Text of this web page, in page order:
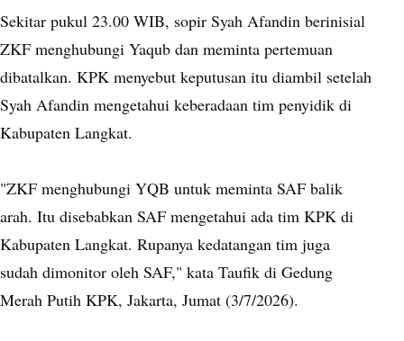
Sekitar pukul 23.00 WIB, sopir Syah Afandin berinisial
ZKF menghubungi Yaqub dan meminta pertemuan
dibatalkan. KPK menyebut keputusan itu diambil setelah
Syah Afandin mengetahui keberadaan tim penyidik di
Kabupaten Langkat.
"ZKF menghubungi YQB untuk meminta SAF balik
arah. Itu disebabkan SAF mengetahui ada tim KPK di
Kabupaten Langkat. Rupanya kedatangan tim juga
sudah dimonitor oleh SAF," kata Taufik di Gedung
Merah Putih KPK, Jakarta, Jumat (3/7/2026).